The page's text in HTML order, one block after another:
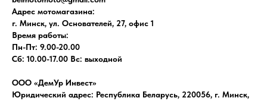
Адрес мотомагазина:
г. Минск, ул. Основателей, 27, офис 1
Время работы:
Пн-Пт: 9.00-20.00
Сб: 10.00-17.00 Вс: выходной
ООО «ДемУр Инвест»
Юридический адрес: Республика Беларусь, 220056, г. Минск,